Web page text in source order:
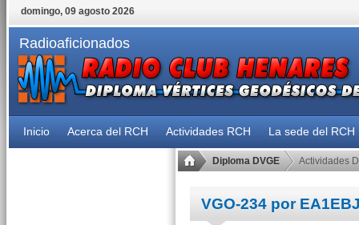
domingo, 09 agosto 2026
Radioaficionados
Inicio Acerca del RCH Actividades RCH La sede del RCH
Diploma DVGE Actividades
VGO-234 por